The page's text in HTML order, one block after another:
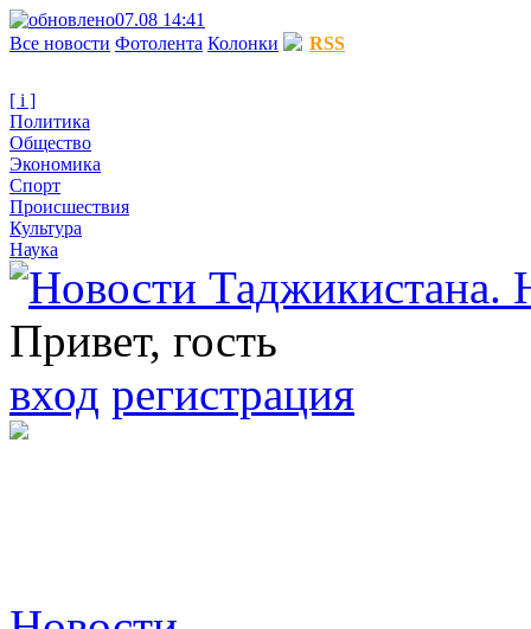
07.08 14:41
Все новости Фотолента Колонки RSS
[ i ]
Политика
Общество
Экономика
Спорт
Происшествия
Культура
Наука
Привет, гость
вход регистрация